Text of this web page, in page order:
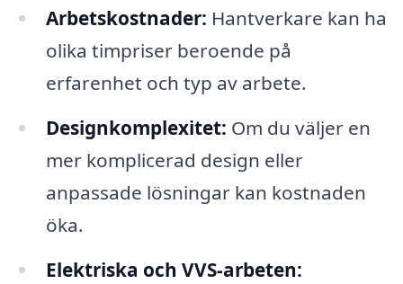
Arbetskostnader: Hantverkare kan ha
olika timpriser beroende på
erfarenhet och typ av arbete.
Designkomplexitet: Om du väljer en
mer komplicerad design eller
anpassade lösningar kan kostnaden
öka.
Elektriska och VVS-arbeten: